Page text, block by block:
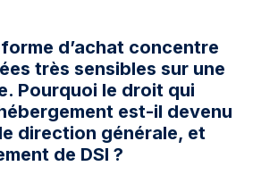
d’achat concentre
très sensibles sur une
Pourquoi le droit qui
est-il devenu
direction générale, et
de DSI ?